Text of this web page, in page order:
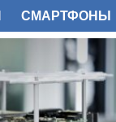
СМАРТФОНЫ